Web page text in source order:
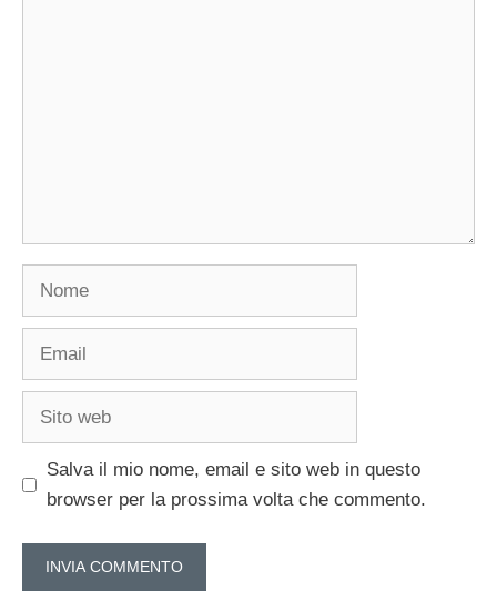
Nome
Email
Sito
Salva il mio nome, email e sito web in questo
browser per la prossima volta che commento.